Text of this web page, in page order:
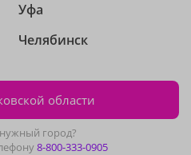
Уфа
Челябинск
области
город?
8-800-333-0905